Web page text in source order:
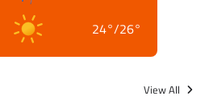
24°/26°
View All